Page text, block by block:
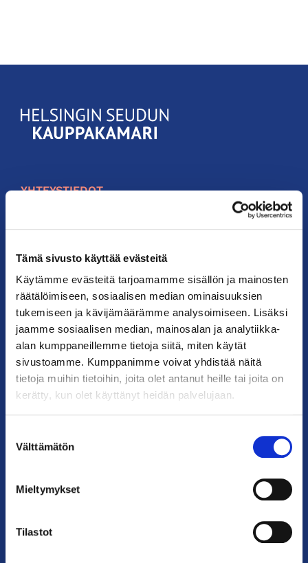
Tämä sivusto käyttää evästeitä
Käytämme evästeitä tarjoamamme sisällön ja mainosten
räätälöimiseen, sosiaalisen median ominaisuuksien
tukemiseen ja kävijämäärämme analysoimiseen. Lisäksi
jaamme sosiaalisen median, mainosalan ja analytiikka-
alan kumppaneillemme tietoja siitä, miten käytät
sivustoamme. Kumppanimme voivat yhdistää näitä
tietoja muihin tietoihin, joita olet antanut heille tai joita on
kerätty, kun olet käyttänyt heidän palvelujaan.
valinta
Välttämätön
Mieltymykset
Tilastot
KauppakamariHelsingin
seudun
YHTEYSTIEDOT
Postiosoite: PL 68, 00131 Helsinki
Puhelin: 09 228 601 (vaihde)
kauppakamari@helsinki.chamber.fi
Katso kaikki yhteystiedot >
Anna palautetta >